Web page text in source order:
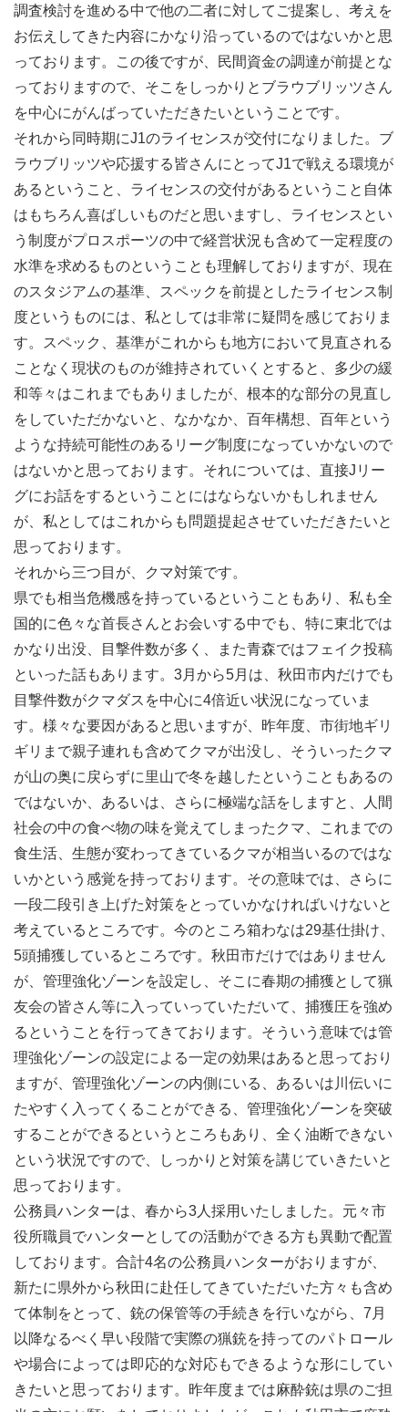
調査検討を進める中で他の二者に対してご提案し、考えを
お伝えしてきた内容にかなり沿っているのではないかと思
っております。この後ですが、民間資金の調達が前提とな
っておりますので、そこをしっかりとブラウブリッツさん
を中心にがんばっていただきたいということです。
それから同時期にJ1のライセンスが交付になりました。ブ
ラウブリッツや応援する皆さんにとってJ1で戦える環境が
あるということ、ライセンスの交付があるということ自体
はもちろん喜ばしいものだと思いますし、ライセンスとい
う制度がプロスポーツの中で経営状況も含めて一定程度の
水準を求めるものということも理解しておりますが、現在
のスタジアムの基準、スペックを前提としたライセンス制
度というものには、私としては非常に疑問を感じておりま
す。スペック、基準がこれからも地方において見直される
ことなく現状のものが維持されていくとすると、多少の緩
和等々はこれまでもありましたが、根本的な部分の見直し
をしていただかないと、なかなか、百年構想、百年という
ような持続可能性のあるリーグ制度になっていかないので
はないかと思っております。それについては、直接Jリー
グにお話をするということにはならないかもしれません
が、私としてはこれからも問題提起させていただきたいと
思っております。
それから三つ目が、クマ対策です。
県でも相当危機感を持っているということもあり、私も全
国的に色々な首長さんとお会いする中でも、特に東北では
かなり出没、目撃件数が多く、また青森ではフェイク投稿
といった話もあります。3月から5月は、秋田市内だけでも
目撃件数がクマダスを中心に4倍近い状況になっていま
す。様々な要因があると思いますが、昨年度、市街地ギリ
ギリまで親子連れも含めてクマが出没し、そういったクマ
が山の奥に戻らずに里山で冬を越したということもあるの
ではないか、あるいは、さらに極端な話をしますと、人間
社会の中の食べ物の味を覚えてしまったクマ、これまでの
食生活、生態が変わってきているクマが相当いるのではな
いかという感覚を持っております。その意味では、さらに
一段二段引き上げた対策をとっていかなければいけないと
考えているところです。今のところ箱わなは29基仕掛け、
5頭捕獲しているところです。秋田市だけではありません
が、管理強化ゾーンを設定し、そこに春期の捕獲として猟
友会の皆さん等に入っていっていただいて、捕獲圧を強め
るということを行ってきております。そういう意味では管
理強化ゾーンの設定による一定の効果はあると思っており
ますが、管理強化ゾーンの内側にいる、あるいは川伝いに
たやすく入ってくることができる、管理強化ゾーンを突破
することができるというところもあり、全く油断できない
という状況ですので、しっかりと対策を講じていきたいと
思っております。
公務員ハンターは、春から3人採用いたしました。元々市
役所職員でハンターとしての活動ができる方も異動で配置
しております。合計4名の公務員ハンターがおりますが、
新たに県外から秋田に赴任してきていただいた方々も含め
て体制をとって、銃の保管等の手続きを行いながら、7月
以降なるべく早い段階で実際の猟銃を持ってのパトロール
や場合によっては即応的な対応もできるような形にしてい
きたいと思っております。昨年度までは麻酔銃は県のご担